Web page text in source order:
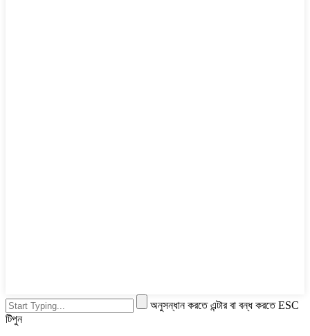
অনুসন্ধান করতে এন্টার বা বন্ধ করতে ESC
টিপুন